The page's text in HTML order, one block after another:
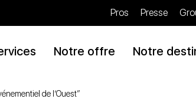
Pros Presse
Notre offre Notre
de l’Ouest”